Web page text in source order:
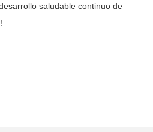
saludable continuo de